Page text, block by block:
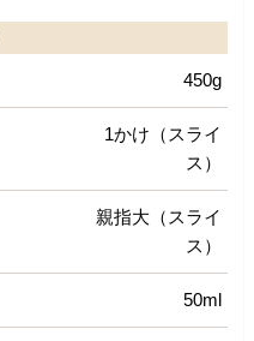
450g
1かけ（スライ
ス）
親指大（スライ
ス）
50ml